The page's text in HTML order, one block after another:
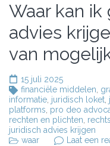
Waar kan ik
advies
van
15 juli 2025
financiële middelen,
informatie, juridisch loket,
platforms, pro deo
rechten en plichten,
juridisch advies krijgen
waar
Laat een